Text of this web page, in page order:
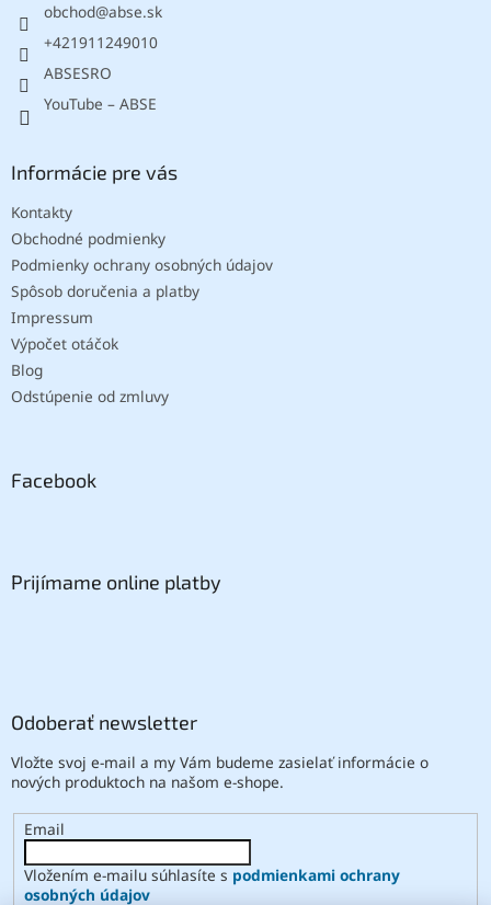
obchod@abse.sk
+421911249010
ABSESRO
YouTube – ABSE
Informácie pre vás
Kontakty
Obchodné podmienky
Podmienky ochrany osobných údajov
Spôsob doručenia a platby
Impressum
Výpočet otáčok
Blog
Odstúpenie od zmluvy
Facebook
Prijímame online platby
Odoberať newsletter
Vložte svoj e-mail a my Vám budeme zasielať informácie o
nových produktoch na našom e-shope.
Email
Vložením e-mailu súhlasíte s podmienkami ochrany
osobných údajov